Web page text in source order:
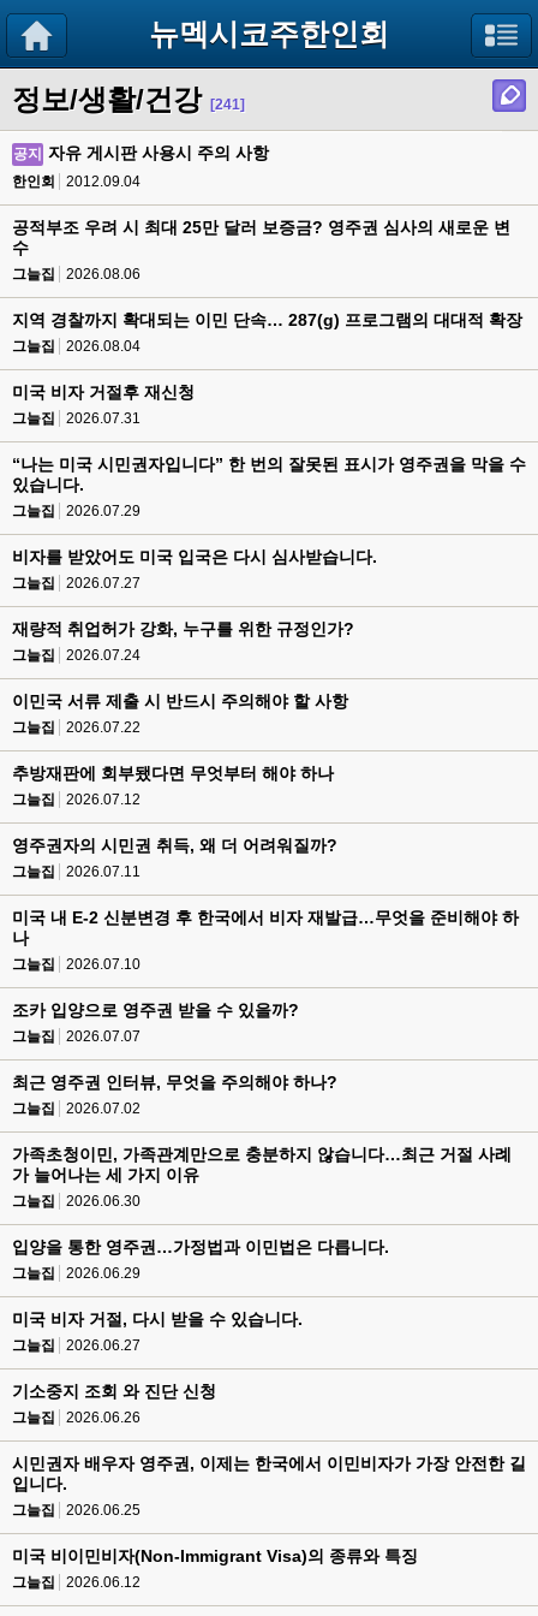
뉴멕시코주한인회
정보/생활/건강 [241]
공지 자유 게시판 사용시 주의 사항
한인회 2012.09.04
공적부조 우려 시 최대 25만 달러 보증금? 영주권 심사의 새로운 변
수
그늘집 2026.08.06
지역 경찰까지 확대되는 이민 단속… 287(g) 프로그램의 대대적 확장
그늘집 2026.08.04
미국 비자 거절후 재신청
그늘집 2026.07.31
“나는 미국 시민권자입니다” 한 번의 잘못된 표시가 영주권을 막을 수
있습니다.
그늘집 2026.07.29
비자를 받았어도 미국 입국은 다시 심사받습니다.
그늘집 2026.07.27
재량적 취업허가 강화, 누구를 위한 규정인가?
그늘집 2026.07.24
이민국 서류 제출 시 반드시 주의해야 할 사항
그늘집 2026.07.22
추방재판에 회부됐다면 무엇부터 해야 하나
그늘집 2026.07.12
영주권자의 시민권 취득, 왜 더 어려워질까?
그늘집 2026.07.11
미국 내 E-2 신분변경 후 한국에서 비자 재발급…무엇을 준비해야 하
나
그늘집 2026.07.10
조카 입양으로 영주권 받을 수 있을까?
그늘집 2026.07.07
최근 영주권 인터뷰, 무엇을 주의해야 하나?
그늘집 2026.07.02
가족초청이민, 가족관계만으로 충분하지 않습니다…최근 거절 사례
가 늘어나는 세 가지 이유
그늘집 2026.06.30
입양을 통한 영주권…가정법과 이민법은 다릅니다.
그늘집 2026.06.29
미국 비자 거절, 다시 받을 수 있습니다.
그늘집 2026.06.27
기소중지 조회 와 진단 신청
그늘집 2026.06.26
시민권자 배우자 영주권, 이제는 한국에서 이민비자가 가장 안전한 길
입니다.
그늘집 2026.06.25
미국 비이민비자(Non-Immigrant Visa)의 종류와 특징
그늘집 2026.06.12